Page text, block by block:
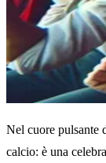
Nel cuore pulsante
calcio: è una